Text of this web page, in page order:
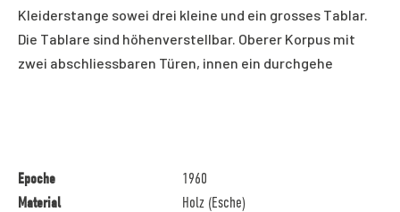
Kleiderstange sowei drei kleine und ein grosses Tablar.
Die Tablare sind höhenverstellbar. Oberer Korpus mit
zwei abschliessbaren Türen, innen ein durchgehe
Epoche
1960
Material
Holz (Esche)